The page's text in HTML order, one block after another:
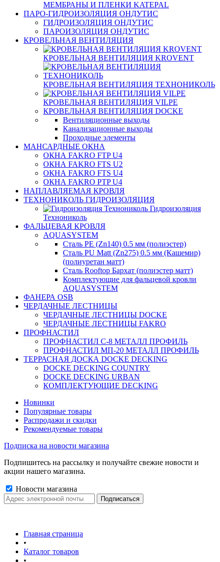
МЕМБРАНЫ И ПЛЕНКИ KATEPAL
ПАРО-ГИДРОИЗОЛЯЦИЯ ОНДУТИС
ГИДРОИЗОЛЯЦИЯ ОНДУТИС
ПАРОИЗОЛЯЦИЯ ОНДУТИС
КРОВЕЛЬНАЯ ВЕНТИЛЯЦИЯ
КРОВЕЛЬНАЯ ВЕНТИЛЯЦИЯ KROVENT
КРОВЕЛЬНАЯ ВЕНТИЛЯЦИЯ ТЕХНОНИКОЛЬ
КРОВЕЛЬНАЯ ВЕНТИЛЯЦИЯ VILPE
КРОВЕЛЬНАЯ ВЕНТИЛЯЦИЯ DOCKE
Вентиляционные выходы
Канализационные выходы
Проходные элементы
МАНСАРДНЫЕ ОКНА
ОКНА FAKRO FTP U4
ОКНА FAKRO FTS U2
ОКНА FAKRO FTS U4
ОКНА FAKRO PTP U4
НАПЛАВЛЯЕМАЯ КРОВЛЯ
ТЕХНОНИКОЛЬ ГИДРОИЗОЛЯЦИЯ
Гидроизоляция
Технониколь
ФАЛЬЦЕВАЯ КРОВЛЯ
AQUASYSTEM
Сталь PE (Zn140) 0.5 мм (полиэстер)
Сталь PU Matt (Zn275) 0.5 мм (Кашемир)
(полиуретан матт)
Сталь Rooftop Бархат (полиэстер матт)
Комплектующие для фальцевой кровли
AQUASYSTEM
ФАНЕРА OSB
ЧЕРДАЧНЫЕ ЛЕСТНИЦЫ
ЧЕРДАЧНЫЕ ЛЕСТНИЦЫ DOCKE
ЧЕРДАЧНЫЕ ЛЕСТНИЦЫ FAKRO
ПРОФНАСТИЛ
ПРОФНАСТИЛ C-8 МЕТАЛЛ ПРОФИЛЬ
ПРОФНАСТИЛ МП-20 МЕТАЛЛ ПРОФИЛЬ
ТЕРРАСНАЯ ДОСКА DOCKE DECKING
DOCKE DECKING COUNTRY
DOCKE DECKING URBAN
КОМПЛЕКТУЮЩИЕ DECKING
Новинки
Популярные товары
Распродажи и скидки
Рекомендуемые товары
Подписка на новости магазина
Подпишитесь на рассылку и получайте свежие новости и
акции нашего магазина.
Новости магазина
Главная страница
•
Каталог товаров
•